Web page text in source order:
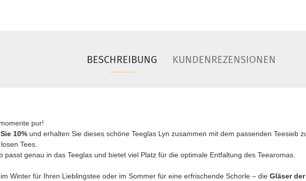
BESCHREIBUNG KUNDENREZENSIONEN
pur!
10% und erhalten Sie dieses schöne Teeglas Lyn zusammen mit dem passenden Teesieb
Tees.
passt genau in das Teeglas und bietet viel Platz für die optimale Entfaltung des Teearomas.
Winter für Ihren Lieblingstee oder im Sommer für eine erfrischende Schorle – die Gläser